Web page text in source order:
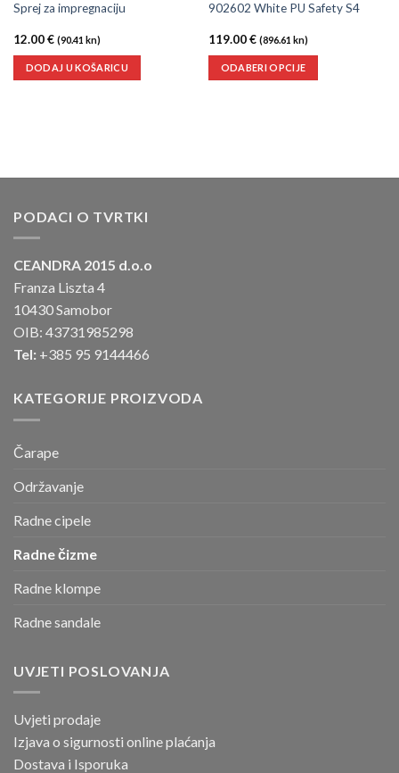
Sprej za impregnaciju
12.00€ (90.41 kn)
DODAJ U KOŠARICU
902602 White PU Safety S4
119.00€ (896.61 kn)
ODABERI OPCIJE
PODACI O TVRTKI
CEANDRA 2015 d.o.o
Franza Liszta 4
10430 Samobor
OIB: 43731985298
Tel: +385 95 9144466
KATEGORIJE PROIZVODA
Čarape
Održavanje
Radne cipele
Radne čizme
Radne klompe
Radne sandale
UVJETI POSLOVANJA
Uvjeti prodaje
Izjava o sigurnosti onlineplaćanja
Dostava i Isporuka